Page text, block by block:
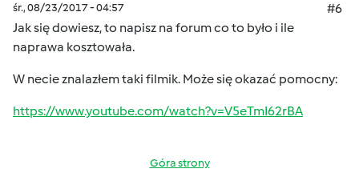
śr., 08/23/2017 - 04:57
#6
Jak się dowiesz, to napisz na forum co to było i ile
naprawa kosztowała.
W necie znalazłem taki filmik. Może się okazać pomocny:
https://www.youtube.com/watch?v=V5eTmI62rBA
Góra strony